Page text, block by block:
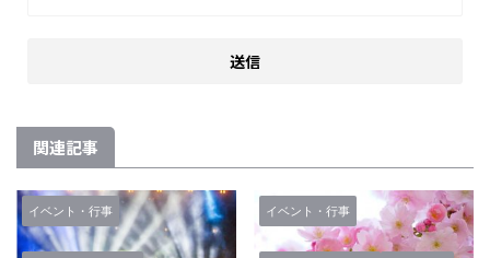
関連記事
イベント・行事 イベント・行事